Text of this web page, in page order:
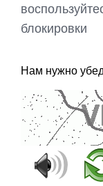
блокировки
Нам нужно